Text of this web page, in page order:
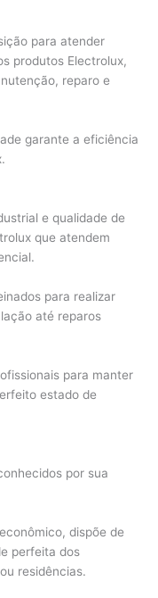
para atender
produtos Electrolux,
reparo e
garante a eficiência
e qualidade de
que atendem
para realizar
até reparos
para manter
estado de
por sua
dispõe de
perfeita dos
residências.